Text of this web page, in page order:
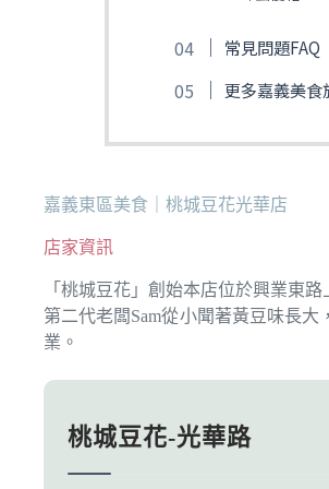
常見問題FAQ
更多嘉義美食
嘉義東區美食｜桃城豆花光華店
店家資訊
「桃城豆花」創始本店位於興業東
第二代老闆Sam從小聞著黃豆味長
業。
桃城豆花-光華路